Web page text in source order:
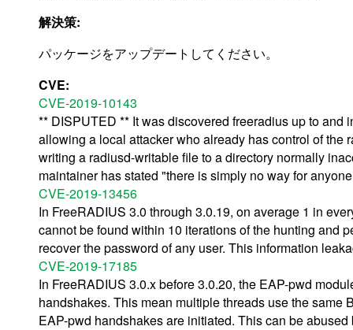
解決策:
パッケージをアップデートしてください。
CVE:
CVE-2019-10143
** DISPUTED ** It was discovered freeradius up to
allowing a local attacker who already has control of the
writing a radiusd-writable file to a directory normally
maintainer has stated "there is simply no way for
CVE-2019-13456
In FreeRADIUS 3.0 through 3.0.19, on average 1 in
cannot be found within 10 iterations of the hunting and
recover the password of any user. This information
CVE-2019-17185
In FreeRADIUS 3.0.x before 3.0.20, the EAP-pwd
handshakes. This mean multiple threads use the
EAP-pwd handshakes are initiated. This can be